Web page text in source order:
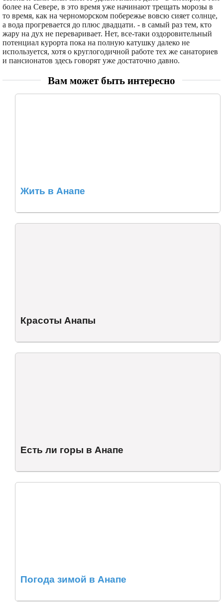
более на Севере, в это время уже начинают трещать морозы в
то время, как на черноморском побережье вовсю сияет солнце,
а вода прогревается до плюс двадцати. - в самый раз тем, кто
жару на дух не переваривает. Нет, все-таки оздоровительный
потенциал курорта пока на полную катушку далеко не
используется, хотя о круглогодичной работе тех же санаториев
и пансионатов здесь говорят уже достаточно давно.
Вам может быть интересно
Жить в Анапе
Красоты Анапы
Есть ли горы в Анапе
Погода зимой в Анапе